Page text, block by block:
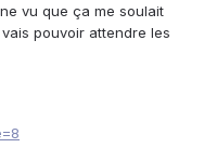
vu que ça me soulait
pouvoir attendre les